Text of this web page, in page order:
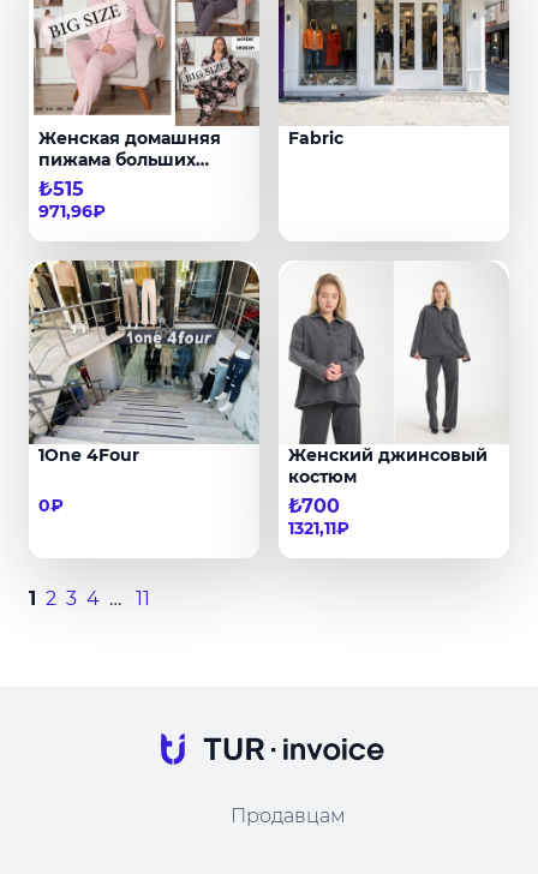
Женская домашняя
пижама больших
размеров
₺515
971,96₽
Fabric
1One 4Four
0₽
Женский джинсовый
костюм
₺700
1321,11₽
1 2 3 4 … 11
Продавцам